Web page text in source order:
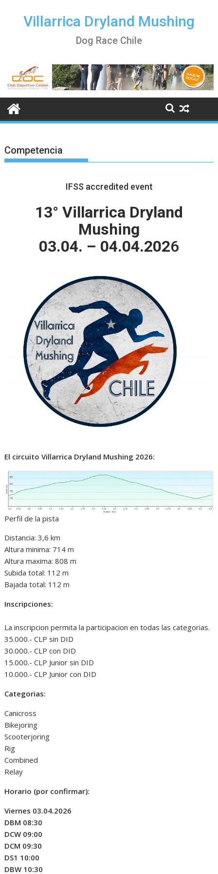
Villarrica Dryland Mushing
Dog Race Chile
Competencia
IFSS accredited event
13° Villarrica Dryland
Mushing
03.04. – 04.04.2026
El circuito Villarrica Dryland Mushing 2026:
Perfil de la pista
Distancia: 3,6 km
Altura minima: 714 m
Altura maxima: 808 m
Subida total: 112 m
Bajada total: 112 m
Inscripciones:
La inscripcion permita la participacion en todas las categorias.
35.000.- CLP sin DID
30.000.- CLP con DID
15.000.- CLP Junior sin DID
10.000.- CLP Junior con DID
Categorias:
Canicross
Bikejoring
Scooterjoring
Rig
Combined
Relay
Horario (por confirmar):
Viernes 03.04.2026
DBM 08:30
DCW 09:00
DCM 09:30
DS1 10:00
DBW 10:30